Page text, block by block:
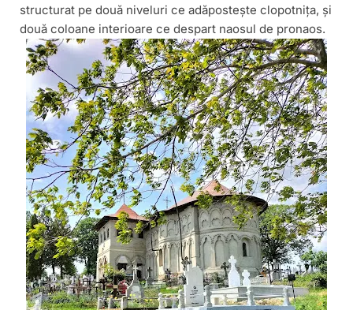
structurat pe două niveluri ce adăpostește clopotnița, și
două coloane interioare ce despart naosul de pronaos.